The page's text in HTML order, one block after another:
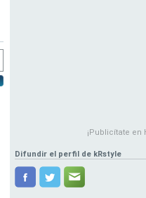
¡Publicítate en
Difundir el perfil de kRstyle